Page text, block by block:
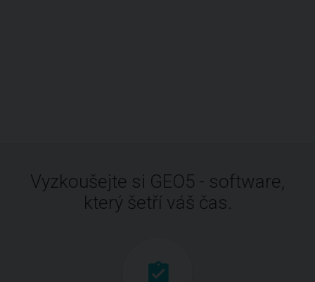
Vyzkoušejte si GEO5 - software,
který šetří váš čas.